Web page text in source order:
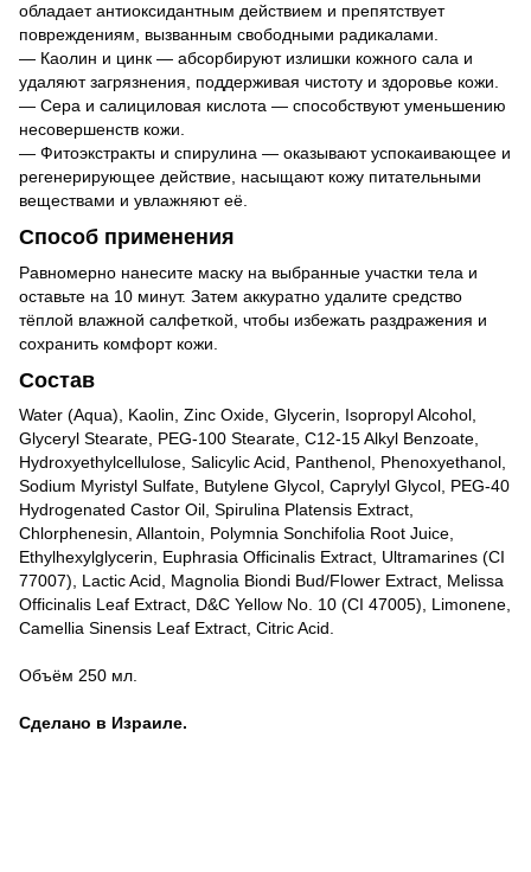
обладает антиоксидантным действием и препятствует
повреждениям, вызванным свободными радикалами.
— Каолин и цинк — абсорбируют излишки кожного сала и
удаляют загрязнения, поддерживая чистоту и здоровье кожи.
— Сера и салициловая кислота — способствуют уменьшению
несовершенств кожи.
— Фитоэкстракты и спирулина — оказывают успокаивающее и
регенерирующее действие, насыщают кожу питательными
веществами и увлажняют её.
Способ применения
Равномерно нанесите маску на выбранные участки тела и
оставьте на 10 минут. Затем аккуратно удалите средство
тёплой влажной салфеткой, чтобы избежать раздражения и
сохранить комфорт кожи.
Состав
Water (Aqua), Kaolin, Zinc Oxide, Glycerin, Isopropyl Alcohol,
Glyceryl Stearate, PEG-100 Stearate, C12-15 Alkyl Benzoate,
Hydroxyethylcellulose, Salicylic Acid, Panthenol, Phenoxyethanol,
Sodium Myristyl Sulfate, Butylene Glycol, Caprylyl Glycol, PEG-40
Hydrogenated Castor Oil, Spirulina Platensis Extract,
Chlorphenesin, Allantoin, Polymnia Sonchifolia Root Juice,
Ethylhexylglycerin, Euphrasia Officinalis Extract, Ultramarines (CI
77007), Lactic Acid, Magnolia Biondi Bud/Flower Extract, Melissa
Officinalis Leaf Extract, D&C Yellow No. 10 (CI 47005), Limonene,
Camellia Sinensis Leaf Extract, Citric Acid.
Объём 250 мл.
Сделано в Израиле.